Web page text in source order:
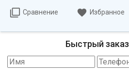
Сравнение Избранное
Быстрый заказ